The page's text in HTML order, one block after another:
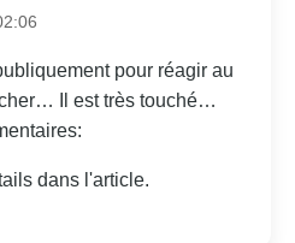
pour réagir au
Il est très touché…
dans l'article.